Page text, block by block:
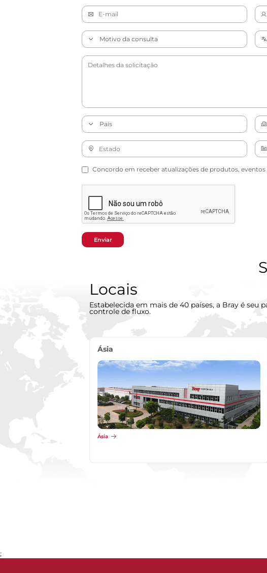
Concordo em receber atualizações de produtos,
Enviar
Locais
Estabelecida em mais de 40 países, a Bray é seu
controle de fluxo.
Ásia
Ásia
;